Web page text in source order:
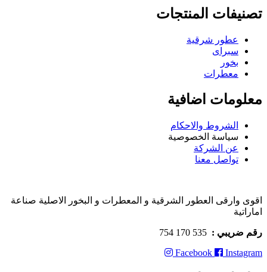
تصنيفات المنتجات
عطور شرقية
سبراى
بخور
معطرات
معلومات اضافية
الشروط والاحكام
سياسة الخصوصية
عن الشركة
تواصل معنا
اقوى وارقى العطور الشرقية و المعطرات و البخور الاصلية صناعة
اماراتية
رقم ضريبي :
Facebook
Instagram